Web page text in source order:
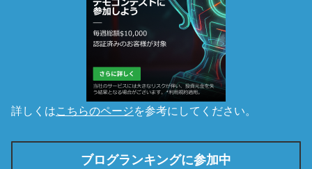
詳しくはこちらのページを参考にしてください。
ブログランキングに参加中